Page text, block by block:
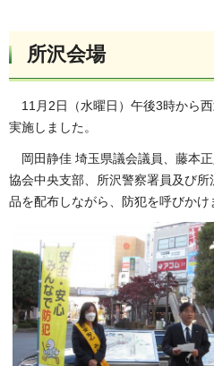
所沢会場
11月2日（水曜日）午後3時から
実施しました。
岡田静佳 埼玉県議会議員、藤本
協会中央支部、所沢警察署員及び
品を配布しながら、防犯を呼びかけ